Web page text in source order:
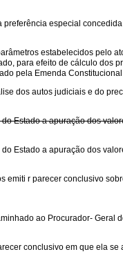
especial
estabelecidos pelo
para efeito de cálculo dos
pela Emenda Constitucional
dos autos judiciais e do
Estado a apuração dos
Estado a apuração dos
emiti r parecer conclusivo
ao Procurador- Geral
conclusivo em que ela se